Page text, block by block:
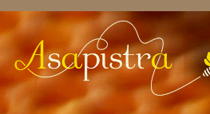
Aller au contenu principal